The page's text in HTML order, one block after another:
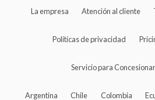
La empresa Atención al cliente
Políticas de privacidad
Servicio para
Argentina Chile Colombia